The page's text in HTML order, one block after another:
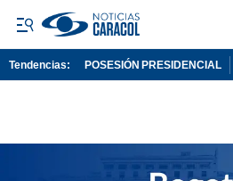
Tendencias: POSESIÓN PRESIDENCIAL